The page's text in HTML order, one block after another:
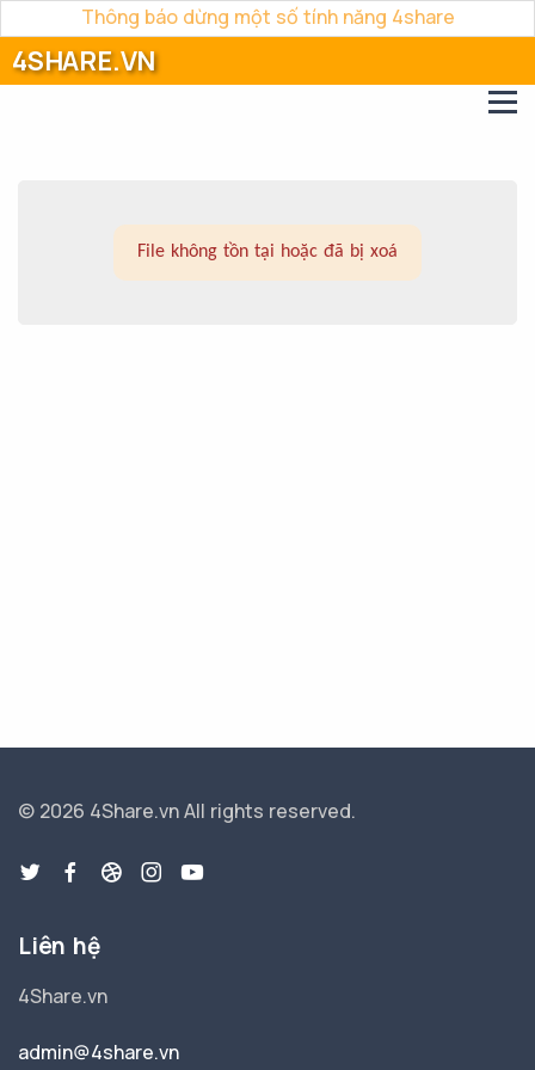
Thông báo dừng một số tính năng 4share
4SHARE.VN
File không tồn tại hoặc đã bị xoá
© 2026 4Share.vnAll rights reserved.
Liên hệ
4Share.vn
admin@4share.vn